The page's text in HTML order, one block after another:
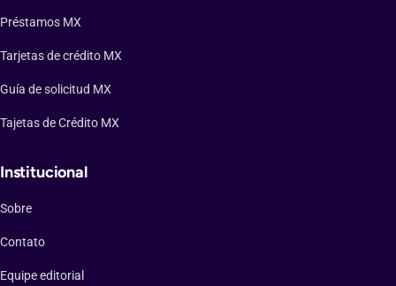
Préstamos MX
Tarjetas de crédito MX
Guía de solicitud MX
Tajetas de Crédito MX
Institucional
Sobre
Contato
Equipe editorial